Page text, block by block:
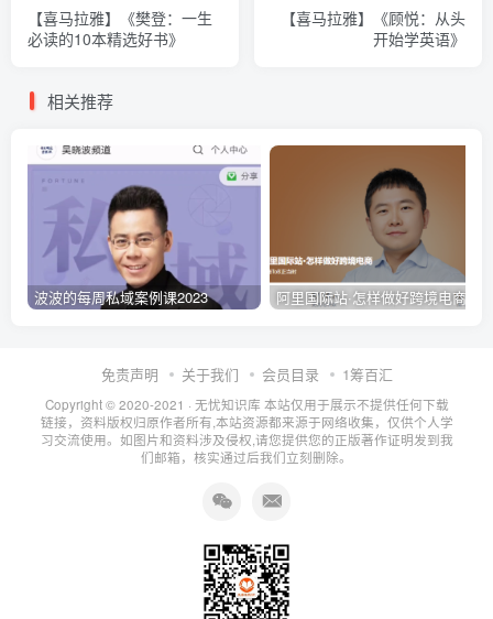
【喜马拉雅】《樊登：一生
必读的10本精选好书》
【喜马拉雅】《顾悦：从头
开始学英语》
相关推荐
波波的每周私域案例课2023 阿里国际站·怎样做好跨境电商
免责声明 关于我们 会员目录 1筹百汇
Copyright © 2020-2021 · 无忧知识库 本站仅用于展示不提供任何下载
链接，资料版权归原作者所有,本站资源都来源于网络收集，仅供个人学
习交流使用。如图片和资料涉及侵权,请您提供您的正版著作证明发到我
们邮箱，核实通过后我们立刻删除。